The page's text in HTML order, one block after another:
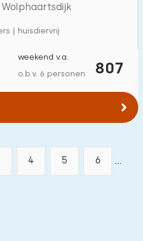
Wolphaartsdijk
| huisdiervrij
807
weekend v.a.
o.b.v. 6 personen
4 5 6 ...